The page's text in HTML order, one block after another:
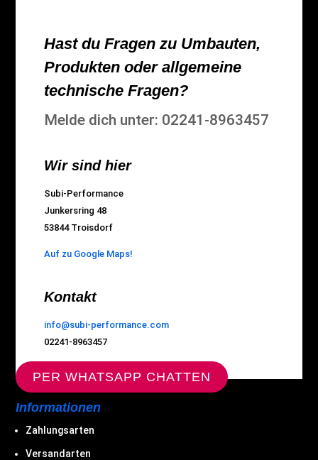
Hast du Fragen zu Umbauten,
Produkten oder allgemeine
technische Fragen?
Melde dich unter: 02241-8963457
Wir sind hier
Subi-Performance
Junkersring 48
53844 Troisdorf
Auf zu Google Maps!
Kontakt
info@subi-performance.com
02241-8963457
PER WHATSAPP CHATTEN
Informationen
Zahlungsarten
Versandarten